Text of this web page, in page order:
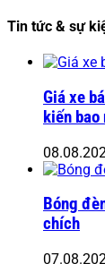
Tin tức & sự
Giá xe
kiến bao
Bóng
chích